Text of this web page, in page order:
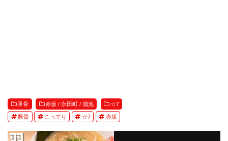
豚骨 赤坂 / 永田町 / 溜池 ☆7
豚骨 こってり ☆7 赤坂